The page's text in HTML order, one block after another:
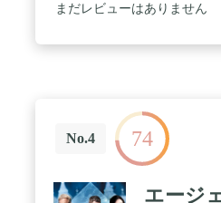
まだレビューはありません
No.4 74
エージ